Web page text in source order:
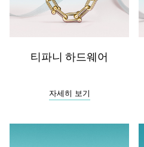
티파니 하드웨어
자세히 보기